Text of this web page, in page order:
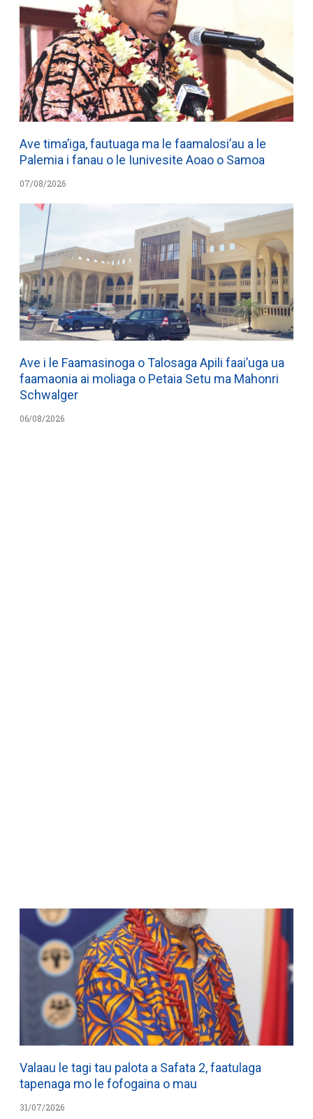
Ave tima’iga, fautuaga ma le faamalosi’au a le
Palemia i fanau o le Iunivesite Aoao o Samoa
07/08/2026
Ave i le Faamasinoga o Talosaga Apili faai’uga ua
faamaonia ai moliaga o Petaia Setu ma Mahonri
Schwalger
06/08/2026
Valaau le tagi tau palota a Safata 2, faatulaga
tapenaga mo le fofogaina o mau
31/07/2026